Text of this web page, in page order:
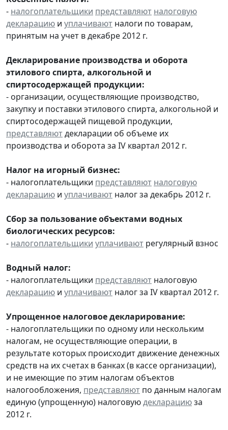
- налогоплательщики представляют налоговую
декларацию и уплачивают налоги по товарам,
принятым на учет в декабре 2012 г.
Декларирование производства и оборота
этилового спирта, алкогольной и
спиртосодержащей продукции:
- организации, осуществляющие производство,
закупку и поставки этилового спирта, алкогольной и
спиртосодержащей пищевой продукции,
представляютдекларации об объеме их
производства и оборота за IV квартал 2012 г.
Налог на игорный бизнес:
- налогоплательщики представляют налоговую
декларацию и уплачивают налог за декабрь 2012 г.
Сбор за пользование объектами водных
биологических ресурсов:
- налогоплательщики уплачивают регулярный взнос
Водный налог:
- налогоплательщики представляют налоговую
декларацию и уплачивают налог за IV квартал 2012 г.
Упрощенное налоговое декларирование:
- налогоплательщики по одному или нескольким
налогам, не осуществляющие операции, в
результате которых происходит движение денежных
средств на их счетах в банках (в кассе организации),
и не имеющие по этим налогам объектов
налогообложения, представляют по данным налогам
единую (упрощенную) налоговуюдекларациюза
2012 г.